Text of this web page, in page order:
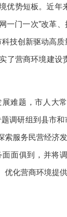
优势短板。近
一门一次”改革
技创新驱动高
了营商环境建
难题，市人大
调研组到县市
服务民营经济
面俱到，并将
优化营商环境提